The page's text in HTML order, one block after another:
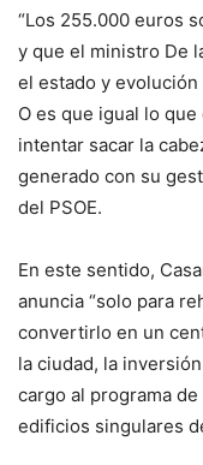
“Los 255.000 euros
y que el ministro De
el estado y evolución
O es que igual lo
intentar sacar la
generado con su
del PSOE.
En este sentido,
anuncia “solo para
convertirlo en un
la ciudad, la
cargo al programa
edificios singulares